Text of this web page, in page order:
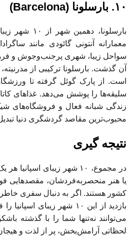
۱۰. بارسلونا (Barcelona)
بارسلونا،
معمارانه آنتونی گائودی مانند
سواحل زیبا، شهری پرجنب‌وجوش و
آن گذشت. بارسلونا ترکیبی از
است. از پارک گوئل گرفته تا
سلیقه‌ها را پوشش می‌دهد. غذاهای
زندگی شبانه فعال و فروشگاه‌های
محبوب‌ترین مقاصد گردشگری دنیا
نتیجه گیری
در مجموع، ۱۰ شهر زیبای
یا هنر منحصربه‌فردشان، مقصدهایی
کشور هستند. اگر به دنبال سفری
بازدید از این ۱۰ شهر زیبای
می‌توانند نه‌تنها شما را با گذشته
لحظاتی آرامش‌بخش، پر از لذت و هیجان